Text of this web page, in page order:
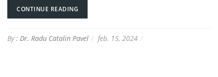
CONTINUE READING
By : Dr. Radu Catalin Pavel feb. 15, 2024